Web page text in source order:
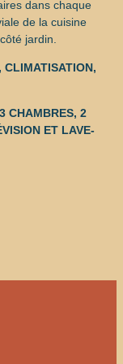
dans chaque
de la cuisine
jardin.
CLIMATISATION,
CHAMBRES, 2
ET LAVE-